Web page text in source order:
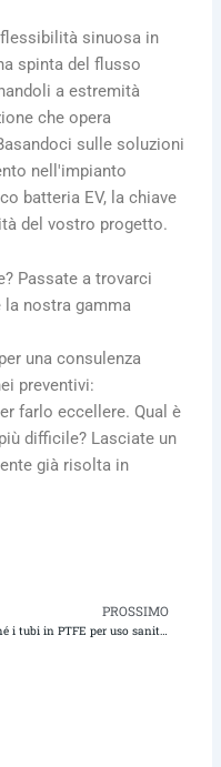
sinuosa in
spinta del flusso
a estremità
che opera
sulle soluzioni
nell'impianto
batteria EV, la chiave
del vostro progetto.
Passate a trovarci
la nostra gamma
per una consulenza
preventivi:
farlo eccellere. Qual è
difficile? Lasciate un
già risolta in
PROSSIMO